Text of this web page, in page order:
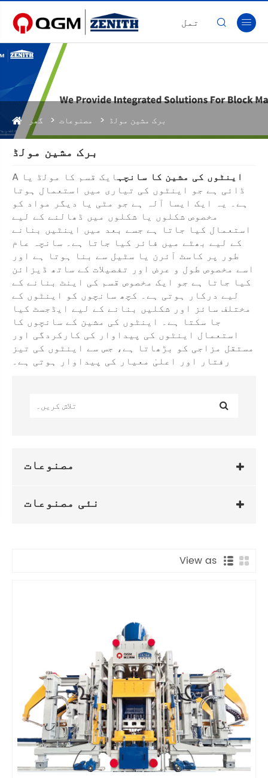
تمل  
گھر مصنوعات برک مشین مولڈ
برک مشین مولڈ
A اینٹوں کی مشین کا سانچہایک قسم کا مولڈ یا
ڈائی ہے جو اینٹوں کی تیاری میں استعمال ہوتا
ہے۔ یہ ایک ایسا آلہ ہے جو مٹی یا دیگر مواد کو
مخصوص شکلوں یا شکلوں میں ڈھالنے کے لیے
استعمال کیا جاتا ہے جسے بعد میں اینٹیں بنانے
کے لیے بھٹے میں فائر کیا جاتا ہے۔ سانچہ عام
طور پر کاسٹ آئرن یا سٹیل سے بنا ہوتا ہے اور
اسے مخصوص طول و عرض اور تفصیلات کے ساتھ ڈیزائن
کیا جاتا ہے جو ایک مخصوص قسم کی اینٹ بنانے کے
لیے درکار ہوتی ہے۔ کچھ سانچوں کو اینٹوں کے
مختلف سائز اور شکلیں بنانے کے لیے ایڈجسٹ کیا
جا سکتا ہے۔ اینٹوں کی مشین کے سانچوں کا
استعمال اینٹوں کی پیداوار کی کارکردگی اور
مستقل مزاجی کو بڑھاتا ہے، جس سے اینٹوں کی تیز
رفتار اور اعلیٰ معیار کی پیداوار ہوتی ہے۔
مصنوعات
نئی مصنوعات
View as